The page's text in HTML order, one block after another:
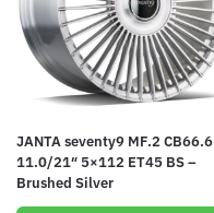
JANTA seventy9 MF.2 CB66.6
11.0/21″ 5×112 ET45 BS –
Brushed Silver